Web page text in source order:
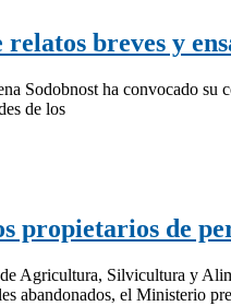
breves y
Sodobnost ha convocado
de los
de
Agricultura, Silvicultura y
abandonados, el Ministerio